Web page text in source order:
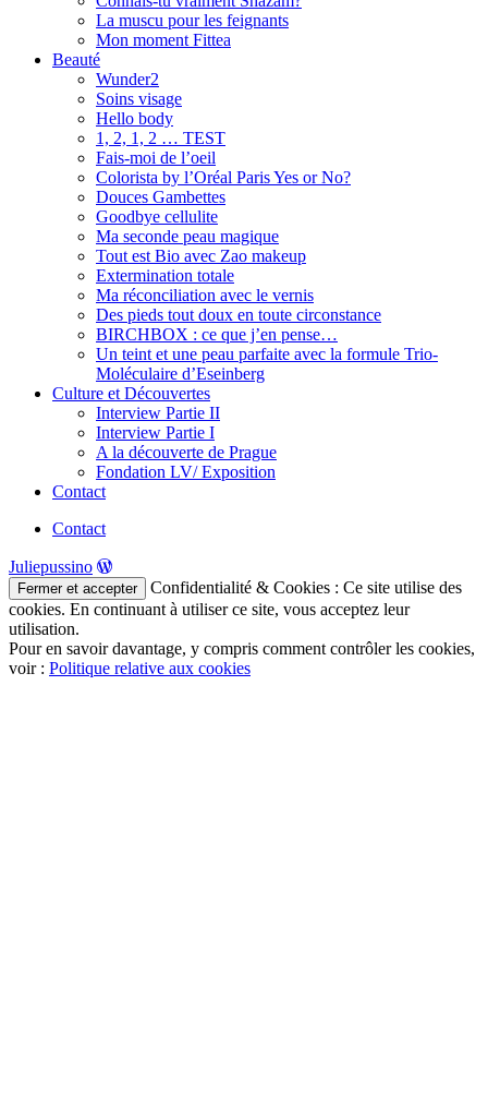
La muscu pour les feignants
Mon moment Fittea
Beauté
Wunder2
Soins visage
Hello body
1, 2, 1, 2 … TEST
Fais-moi de l’oeil
Colorista by l’Oréal Paris Yes or No?
Douces Gambettes
Goodbye cellulite
Ma seconde peau magique
Tout est Bio avec Zao makeup
Extermination totale
Ma réconciliation avec le vernis
Des pieds tout doux en toute circonstance
BIRCHBOX : ce que j’en pense…
Un teint et une peau parfaite avec la formule Trio-
Moléculaire d’Eseinberg
Culture et Découvertes
Interview Partie II
Interview Partie I
A la découverte de Prague
Fondation LV/ Exposition
Contact
Contact
Juliepussino
Confidentialité & Cookies : Ce site utilise des
cookies. En continuant à utiliser ce site, vous acceptez leur
utilisation.
Pour en savoir davantage, y compris comment contrôler les cookies,
voir : Politique relative aux cookies